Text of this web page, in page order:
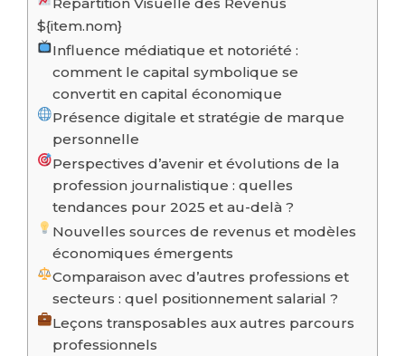
${item.nom}
Influence médiatique et notoriété :
comment le capital symbolique se
convertit en capital économique
Présence digitale et stratégie de marque
personnelle
Perspectives d’avenir et évolutions de la
profession journalistique : quelles
tendances pour 2025 et au-delà ?
Nouvelles sources de revenus et modèles
économiques émergents
Comparaison avec d’autres professions et
secteurs : quel positionnement salarial ?
Leçons transposables aux autres parcours
professionnels